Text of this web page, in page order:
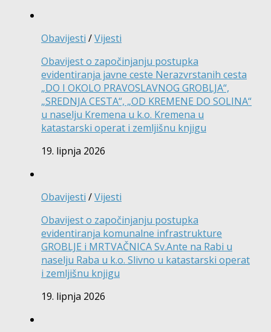
Obavijesti /Vijesti
Obavijest o započinjanju postupka
evidentiranja javne ceste Nerazvrstanih cesta
„DO I OKOLO PRAVOSLAVNOG GROBLJA“,
„SREDNJA CESTA“, „OD KREMENE DO SOLINA“
u naselju Kremena u k.o. Kremena u
katastarski operat i zemljišnu knjigu
19. lipnja 2026
Obavijesti /Vijesti
Obavijest o započinjanju postupka
evidentiranja komunalne infrastrukture
GROBLJE i MRTVAČNICA Sv.Ante na Rabi u
naselju Raba u k.o. Slivno u katastarski operat
i zemljišnu knjigu
19. lipnja 2026